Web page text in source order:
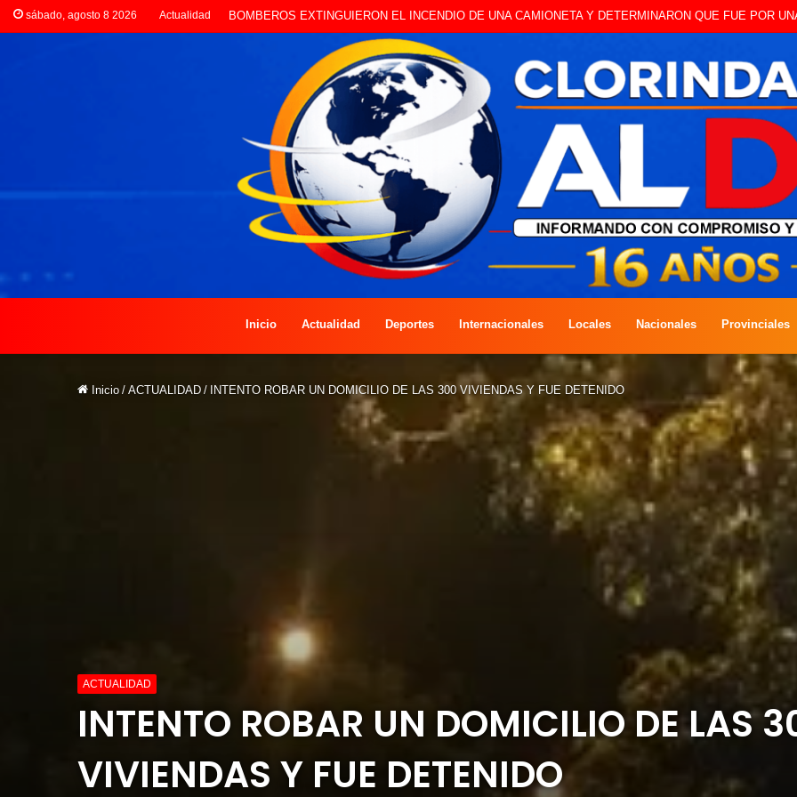
sábado, agosto 8 2026 Actualidad LA POLICÍA INVESTIGA ROBO A CAMBISTA OCURRIDO ESTE JUEVES
Inicio Actualidad Deportes Internacionales Locales Nacionales Provinciales
Inicio / ACTUALIDAD / INTENTO ROBAR UN DOMICILIO DE LAS 300 VIVIENDAS Y FUE DETENIDO
ACTUALIDAD
INTENTO ROBAR UN DOMICILIO DE LAS
VIVIENDAS Y FUE DETENIDO